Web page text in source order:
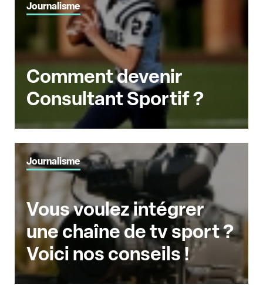
Journalisme
Comment devenir
Consultant Sportif ?
Journalisme
Vous voulez intégrer
une chaîne de tv sport ?
Voici nos conseils !